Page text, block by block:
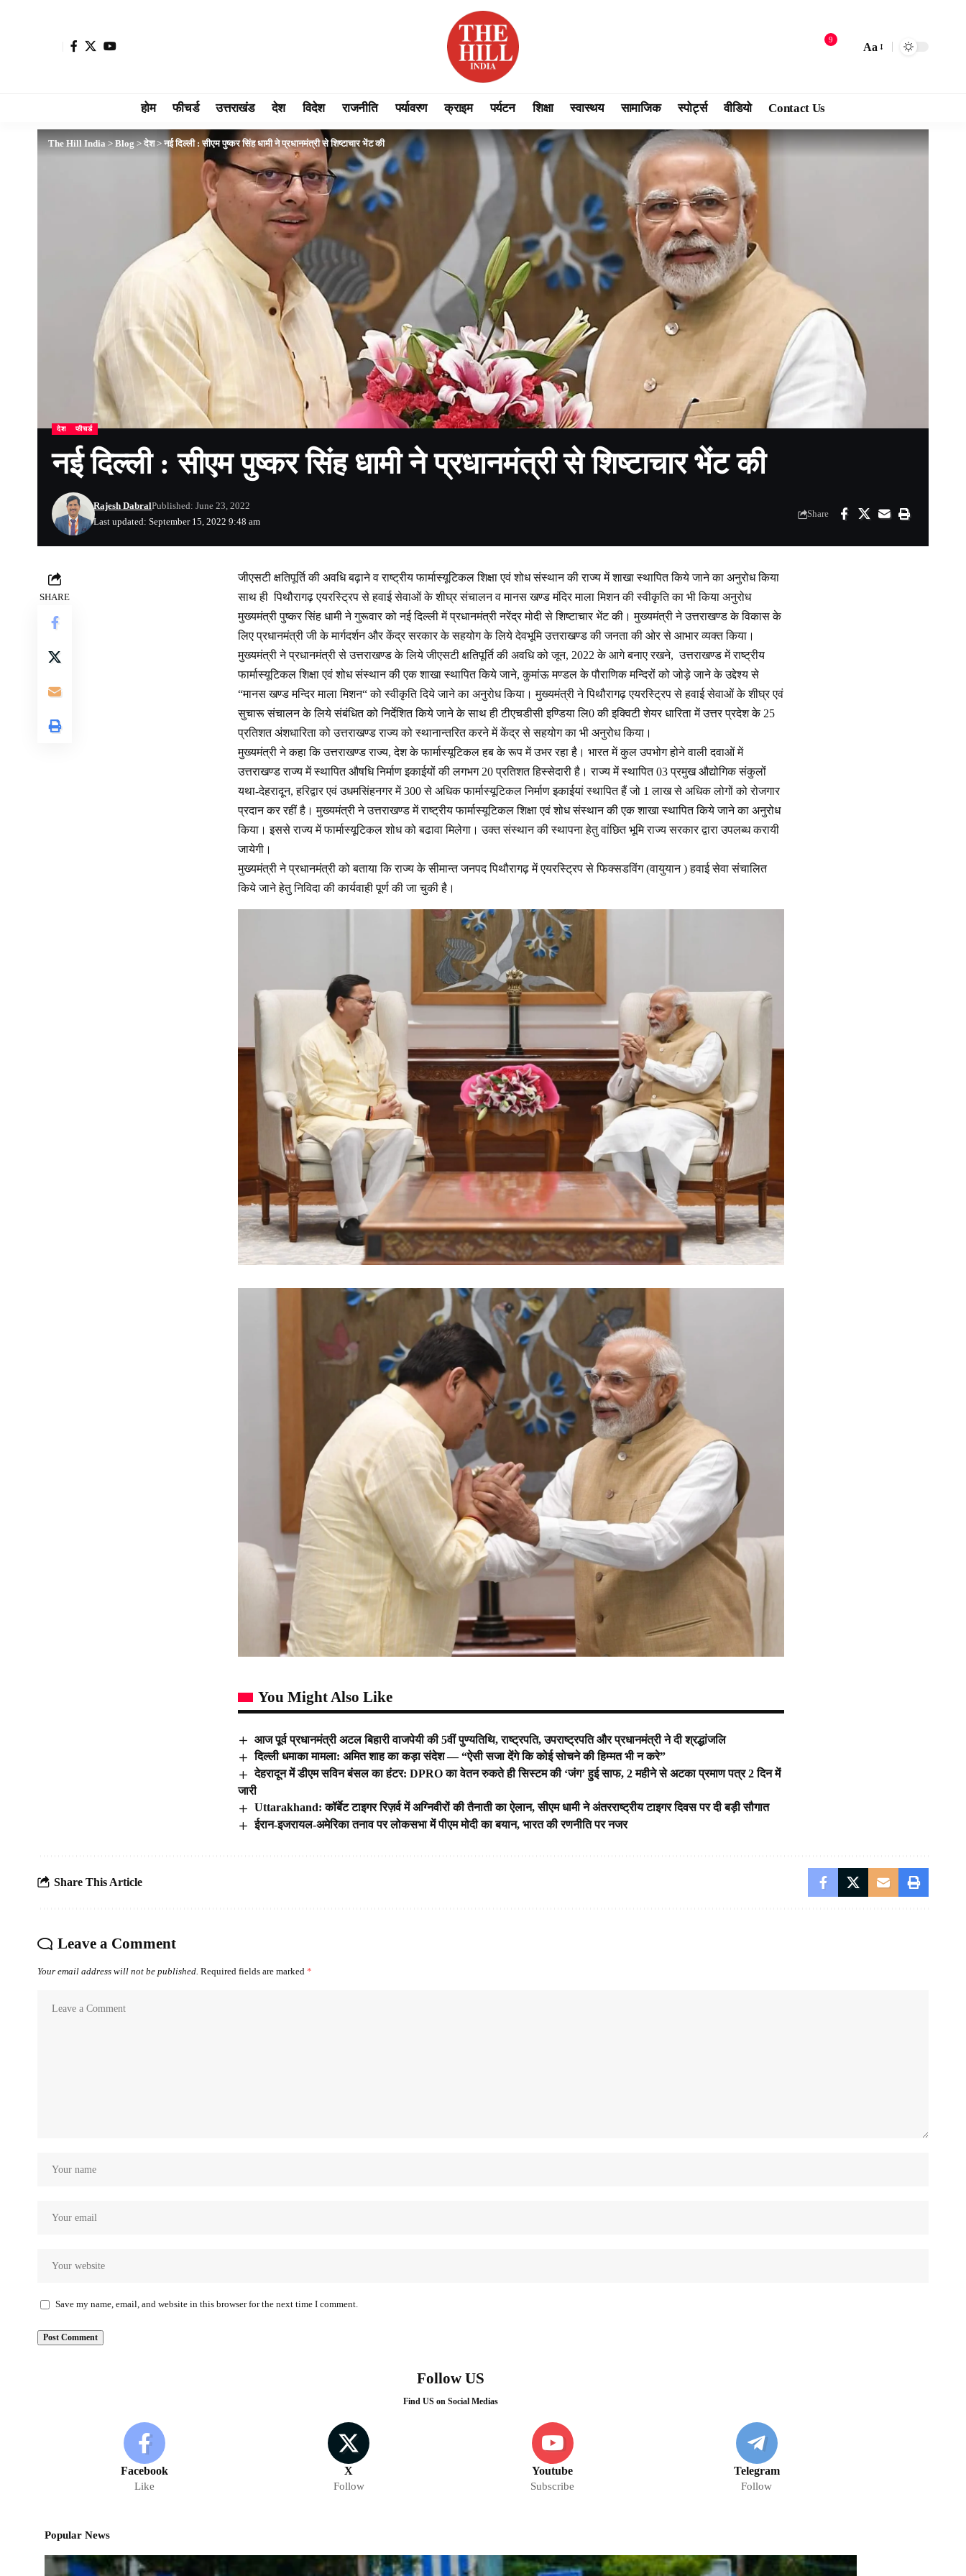
9
Aa
होम फीचर्ड उत्तराखंड देश विदेश राजनीति पर्यावरण क्राइम पर्यटन शिक्षा स्वास्थय सामाजिक स्पोर्ट्स वीडियो Contact Us
The Hill India > Blog > देश> नई दिल्ली : सीएम पुष्कर सिंह धामी ने प्रधानमंत्री से शिष्टाचार भेंट की
देश फीचर्ड
नई दिल्ली : सीएम पुष्कर सिंह धामी ने प्रधानमंत्री से शिष्टाचार भेंट की
Last updated: September 15, 2022 9:48 am
Rajesh DabralPublished: June 23, 2022
Share
SHARE
जीएसटी क्षतिपूर्ति की अवधि बढ़ाने व राष्ट्रीय फार्मास्यूटिकल शिक्षा एवं शोध संस्थान की राज्य में शाखा स्थापित किये जाने का अनुरोध किया
साथ ही पिथौरागढ़ एयरस्ट्रिप से हवाई सेवाओं के शीघ्र संचालन व मानस खण्ड मंदिर माला मिशन की स्वीकृति का भी किया अनुरोध
मुख्यमंत्री पुष्कर सिंह धामी ने गुरूवार को नई दिल्ली में प्रधानमंत्री नरेंद्र मोदी से शिष्टाचार भेंट की। मुख्यमंत्री ने उत्तराखण्ड के विकास के
लिए प्रधानमंत्री जी के मार्गदर्शन और केंद्र सरकार के सहयोग के लिये देवभूमि उत्तराखण्ड की जनता की ओर से आभार व्यक्त किया।
मुख्यमंत्री ने प्रधानमंत्री से उत्तराखण्ड के लिये जीएसटी क्षतिपूर्ति की अवधि को जून, 2022 के आगे बनाए रखने, उत्तराखण्ड में राष्ट्रीय
फार्मास्यूटिकल शिक्षा एवं शोध संस्थान की एक शाखा स्थापित किये जाने, कुमांऊ मण्डल के पौराणिक मन्दिरों को जोड़े जाने के उद्देश्य से
“मानस खण्ड मन्दिर माला मिशन“ को स्वीकृति दिये जाने का अनुरोध किया। मुख्यमंत्री ने पिथौरागढ़ एयरस्ट्रिप से हवाई सेवाओं के शीघ्र एवं
सुचारू संचालन के लिये संबंधित को निर्देशित किये जाने के साथ ही टीएचडीसी इण्डिया लि0 की इक्विटी शेयर धारिता में उत्तर प्रदेश के 25
प्रतिशत अंशधारिता को उत्तराखण्ड राज्य को स्थानान्तरित करने में केंद्र से सहयोग का भी अनुरोध किया।
मुख्यमंत्री ने कहा कि उत्तराखण्ड राज्य, देश के फार्मास्यूटिकल हब के रूप में उभर रहा है। भारत में कुल उपभोग होने वाली दवाओं में
उत्तराखण्ड राज्य में स्थापित औषधि निर्माण इकाईयों की लगभग 20 प्रतिशत हिस्सेदारी है। राज्य में स्थापित 03 प्रमुख औद्योगिक संकुलों
यथा-देहरादून, हरिद्वार एवं उधमसिंहनगर में 300 से अधिक फार्मास्यूटिकल निर्माण इकाईयां स्थापित हैं जो 1 लाख से अधिक लोगों को रोजगार
प्रदान कर रहीं है। मुख्यमंत्री ने उत्तराखण्ड में राष्ट्रीय फार्मास्यूटिकल शिक्षा एवं शोध संस्थान की एक शाखा स्थापित किये जाने का अनुरोध
किया। इससे राज्य में फार्मास्यूटिकल शोध को बढावा मिलेगा। उक्त संस्थान की स्थापना हेतु वांछित भूमि राज्य सरकार द्वारा उपलब्ध करायी
जायेगी।
मुख्यमंत्री ने प्रधानमंत्री को बताया कि राज्य के सीमान्त जनपद पिथौरागढ़ में एयरस्ट्रिप से फिक्सडविंग (वायुयान ) हवाई सेवा संचालित
किये जाने हेतु निविदा की कार्यवाही पूर्ण की जा चुकी है।
You Might Also Like
आज पूर्व प्रधानमंत्री अटल बिहारी वाजपेयी की 5वीं पुण्यतिथि, राष्ट्रपति, उपराष्ट्रपति और प्रधानमंत्री ने दी श्रद्धांजलि
दिल्ली धमाका मामला: अमित शाह का कड़ा संदेश — “ऐसी सजा देंगे कि कोई सोचने की हिम्मत भी न करे”
देहरादून में डीएम सविन बंसल का हंटर: DPRO का वेतन रुकते ही सिस्टम की ‘जंग’ हुई साफ, 2 महीने से अटका प्रमाण पत्र 2 दिन में
जारी
Uttarakhand: कॉर्बेट टाइगर रिज़र्व में अग्निवीरों की तैनाती का ऐलान, सीएम धामी ने अंतरराष्ट्रीय टाइगर दिवस पर दी बड़ी सौगात
ईरान-इजरायल-अमेरिका तनाव पर लोकसभा में पीएम मोदी का बयान, भारत की रणनीति पर नजर
Share This Article
Leave a Comment
Your email address will not be published. Required fields are marked *
Save my name, email, and website in this browser for the next time I comment.
Follow US
Find US on Social Medias
Facebook
Like
X
Follow
Youtube
Subscribe
Telegram
Follow
Popular News